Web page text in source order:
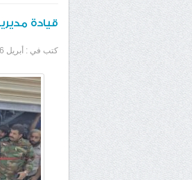
قيادة
كتب في : أبريل 16, 2022